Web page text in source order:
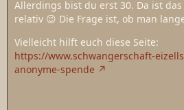
Allerdings bist du erst 30. Da ist
relativ 😉 Die Frage ist, ob man
Vielleicht hilft euch diese Seite:
https://www.schwangerschaft-
anonyme-spende